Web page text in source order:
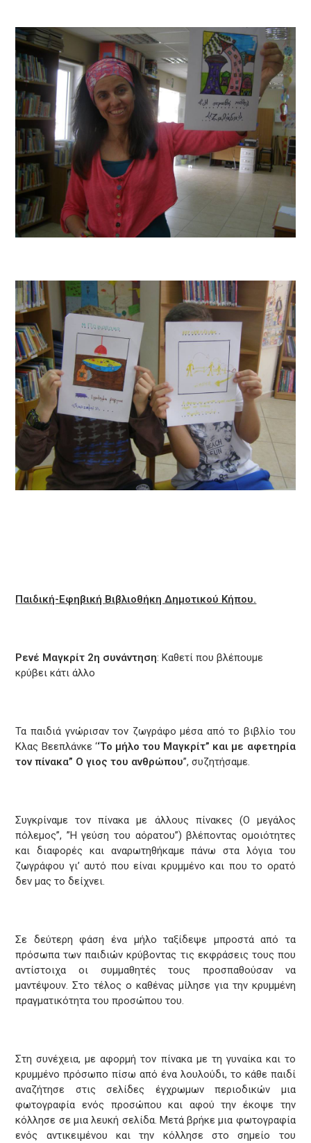
Παιδική-Εφηβική Βιβλιοθήκη Δημοτικού Κήπου.
Ρενέ Μαγκρίτ 2η συνάντηση: Καθετί που βλέπουμε
κρύβει κάτι άλλο
Τα παιδιά γνώρισαν τον ζωγράφο μέσα από το βιβλίο του
Κλας Βεεπλάνκε ‘‘Το μήλο του Μαγκρίτ” και με αφετηρία
τον πίνακα” Ο γιος του ανθρώπου”, συζητήσαμε.
Συγκρίναμε τον πίνακα με άλλους πίνακες (Ο μεγάλος
πόλεμος”, ”Η γεύση του αόρατου”) βλέποντας ομοιότητες
και διαφορές και αναρωτηθήκαμε πάνω στα λόγια του
ζωγράφου γι’ αυτό που είναι κρυμμένο και που το ορατό
δεν μας το δείχνει.
Σε δεύτερη φάση ένα μήλο ταξίδεψε μπροστά από τα
πρόσωπα των παιδιών κρύβοντας τις εκφράσεις τους που
αντίστοιχα οι συμμαθητές τους προσπαθούσαν να
μαντέψουν. Στο τέλος ο καθένας μίλησε για την κρυμμένη
πραγματικότητα του προσώπου του.
Στη συνέχεια, με αφορμή τον πίνακα με τη γυναίκα και το
κρυμμένο πρόσωπο πίσω από ένα λουλούδι, το κάθε παιδί
αναζήτησε στις σελίδες έγχρωμων περιοδικών μια
φωτογραφία ενός προσώπου και αφού την έκοψε την
κόλλησε σε μια λευκή σελίδα. Μετά βρήκε μια φωτογραφία
ενός αντικειμένου και την κόλλησε στο σημείο του